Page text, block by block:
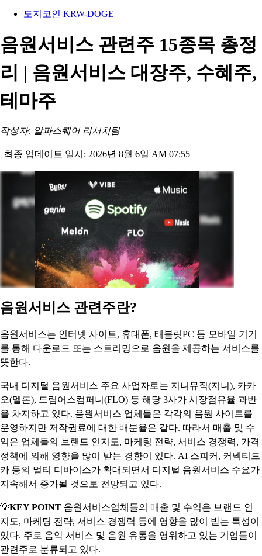
도지코인 KRW-DOGE
음원서비스 관련주 15종목 총정
리 | 음원서비스 대장주, 수혜주,
테마주
작성자: 알파스퀘어 리서치팀
| 최종 업데이트 일시: 2026년 8월 6일 AM 07:55
음원서비스 관련주란?
음원서비스는 인터넷 사이트, 휴대폰, 태블릿PC 등 모바일 기기
를 통해 다운로드 또는 스트리밍으로 음원을 제공하는 서비스를
뜻한다.
국내 디지털 음원서비스 주요 사업자로는 지니뮤직(지니), 카카
오(멜론), 드림어스컴퍼니(FLO) 등 해당 3사가 시장점유율 과반
을 차지하고 있다. 음원서비스 업체들은 각각의 음원 사이트를
운영하지만 저작권료에 대한 배분율은 같다. 따라서 매출 및 수
익은 업체들의 브랜드 인지도, 마케팅 전략, 서비스 경쟁력, 가격
정책에 의해 영향을 많이 받는 경향이 있다. AI 스피커, 커넥티드
카 등의 멀티 디바이스가 확대되면서 디지털 음원서비스 수요가
지속해서 증가될 것으로 전망되고 있다.
💡KEY POINT 음원서비스업체들의 매출 및 수익은 브랜드 인
지도, 마케팅 전략, 서비스 경쟁력 등에 영향을 많이 받는 특성이
있다. 주로 음악 서비스 및 음원 유통을 영위하고 있는 기업들이
관련주로 분류되고 있다.